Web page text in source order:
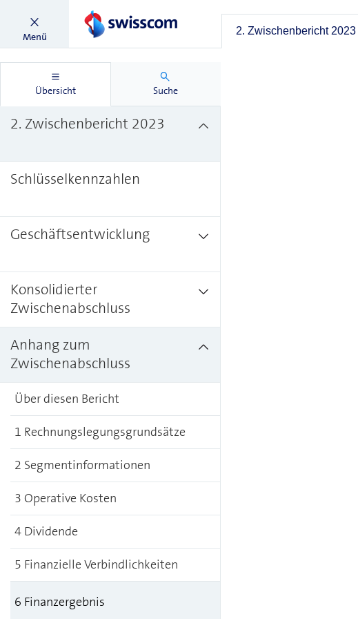
Menü 2. Zwischenbericht 2023
Übersicht Suche
2. Zwischenbericht 2023
Schlüsselkennzahlen
Geschäftsentwicklung
Konsolidierter
Zwischenabschluss
Anhang zum
Zwischenabschluss
Über diesen Bericht
1 Rechnungslegungsgrundsätze
2 Segmentinformationen
3 Operative Kosten
4 Dividende
5 Finanzielle Verbindlichkeiten
6 Finanzergebnis